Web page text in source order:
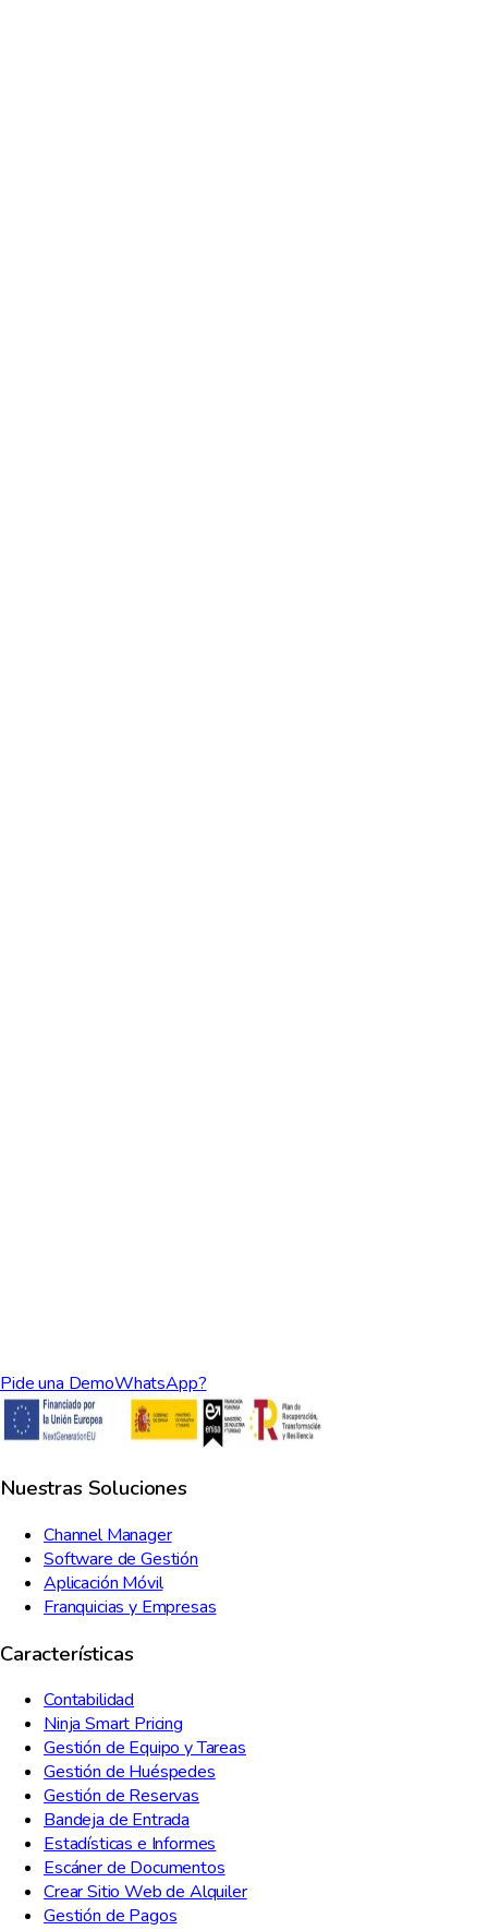
Pide una DemoWhatsApp?
Nuestras Soluciones
Channel Manager
Software de Gestión
Aplicación Móvil
Franquicias y Empresas
Características
Contabilidad
Ninja Smart Pricing
Gestión de Equipo y Tareas
Gestión de Huéspedes
Gestión de Reservas
Bandeja de Entrada
Estadísticas e Informes
Escáner de Documentos
Crear Sitio Web de Alquiler
Gestión de Pagos